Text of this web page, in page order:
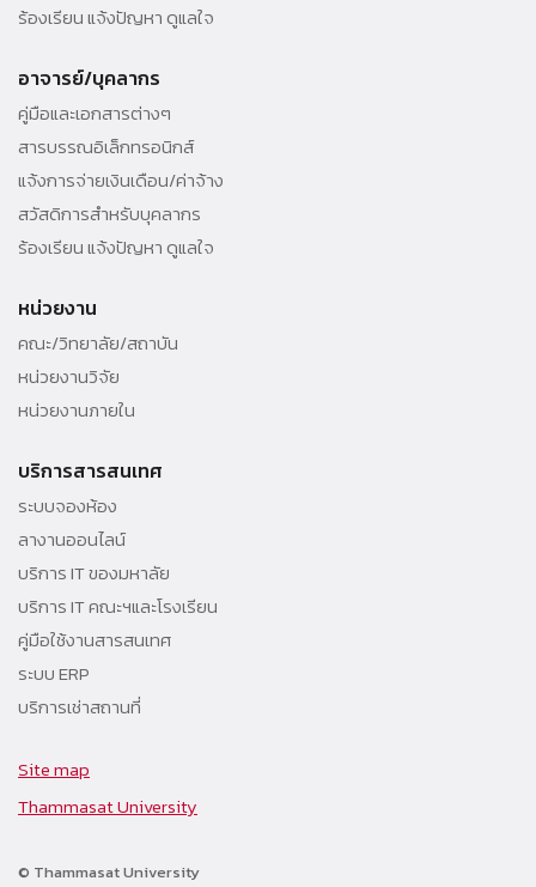
ร้องเรียน แจ้งปัญหา ดูแลใจ
อาจารย์/บุคลากร
คู่มือและเอกสารต่างๆ
สารบรรณอิเล็กทรอนิกส์
แจ้งการจ่ายเงินเดือน/ค่าจ้าง
สวัสดิการสำหรับบุคลากร
ร้องเรียน แจ้งปัญหา ดูแลใจ
หน่วยงาน
คณะ/วิทยาลัย/สถาบัน
หน่วยงานวิจัย
หน่วยงานภายใน
บริการสารสนเทศ
ระบบจองห้อง
ลางานออนไลน์
บริการ IT ของมหาลัย
บริการ IT คณะฯและโรงเรียน
คู่มือใช้งานสารสนเทศ
ระบบ ERP
บริการเช่าสถานที่
Site map
Thammasat University
© Thammasat University